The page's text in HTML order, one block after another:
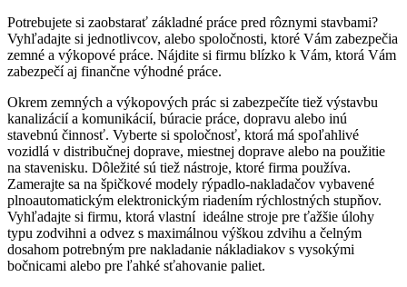
Potrebujete si zaobstarať základné práce pred rôznymi stavbami?
Vyhľadajte si jednotlivcov, alebo spoločnosti, ktoré Vám zabezpečia
zemné a výkopové práce. Nájdite si firmu blízko k Vám, ktorá Vám
zabezpečí aj finančne výhodné práce.
Okrem zemných a výkopových prác si zabezpečíte tiež výstavbu
kanalizácií a komunikácií, búracie práce, dopravu alebo inú
stavebnú činnosť. Vyberte si spoločnosť, ktorá má spoľahlivé
vozidlá v distribučnej doprave, miestnej doprave alebo na použitie
na stavenisku. Dôležité sú tiež nástroje, ktoré firma používa.
Zamerajte sa na špičkové modely rýpadlo-nakladačov vybavené
plnoautomatickým elektronickým riadením rýchlostných stupňov.
Vyhľadajte si firmu, ktorá vlastní ideálne stroje pre ťažšie úlohy
typu zodvihni a odvez s maximálnou výškou zdvihu a čelným
dosahom potrebným pre nakladanie nákladiakov s vysokými
bočnicami alebo pre ľahké sťahovanie paliet.